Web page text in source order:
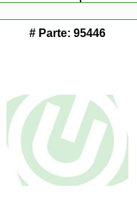
# Parte: 95446